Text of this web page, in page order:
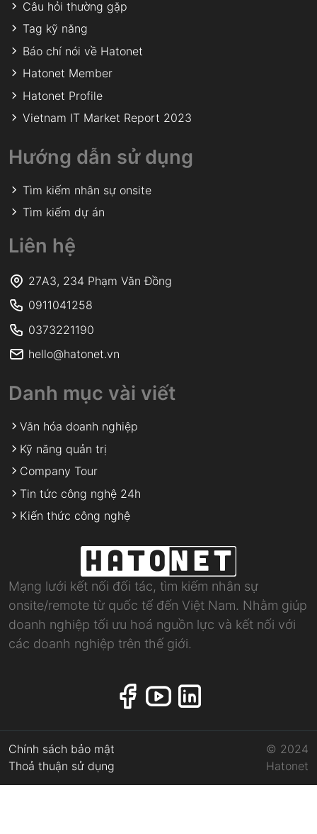
Câu hỏi thường gặp
Tag kỹ năng
Báo chí nói về Hatonet
Hatonet Member
Hatonet Profile
Vietnam IT Market Report 2023
Hướng dẫn sử dụng
Tìm kiếm nhân sự onsite
Tìm kiếm dự án
Liên hệ
27A3, 234 Phạm Văn Đồng
0911041258
0373221190
hello@hatonet.vn
Danh mục vài viết
Văn hóa doanh nghiệp
Kỹ năng quản trị
Company Tour
Tin tức công nghệ 24h
Kiến thức công nghệ
Mạng lưới kết nối đối tác, tìm kiếm nhân sự
onsite/remote từ quốc tế đến Việt Nam. Nhằm giúp
doanh nghiệp tối ưu hoá nguồn lực và kết nối với
các doanh nghiệp trên thế giới.
Chính sách bảo mật
Thoả thuận sử dụng
© 2024
Hatonet